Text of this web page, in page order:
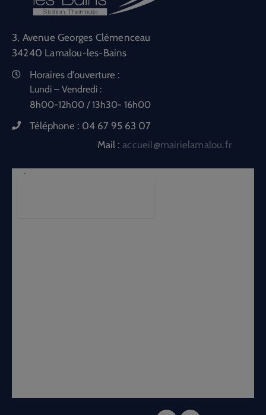
3, Avenue Georges Clémenceau
34240 Lamalou-les-Bains
Horaires d'ouverture :
Lundi – Vendredi :
8h00-12h00 / 13h30- 16h00
Téléphone : 04 67 95 63 07
Mail :accueil@mairielamalou.fr